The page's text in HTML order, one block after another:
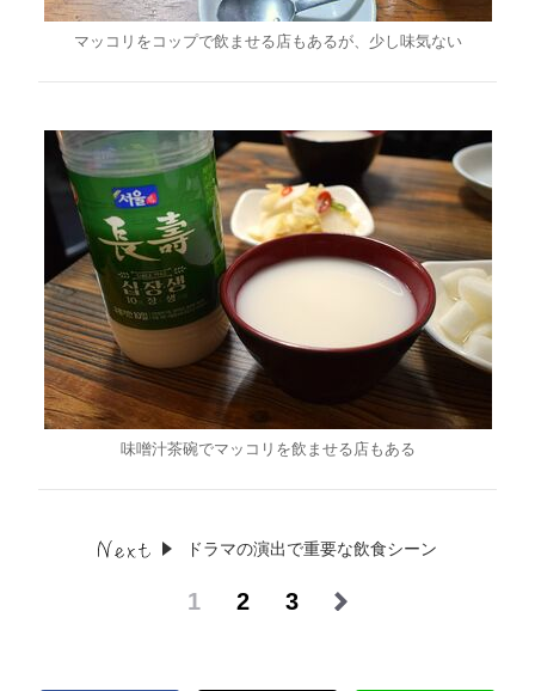
マッコリをコップで飲ませる店もあるが、少し味気ない
味噌汁茶碗でマッコリを飲ませる店もある
ドラマの演出で重要な飲食シーン
1 2 3